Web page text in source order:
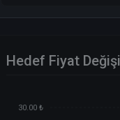
Hedef Fiyat
30.00 ₺